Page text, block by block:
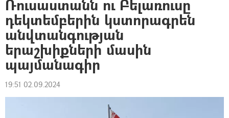
Ռուսաստանն ու Բելառուսը
դեկտեմբերին կստորագրեն
անվտանգության
երաշխիքների մասին
պայմանագիր
19:51 02.09.2024